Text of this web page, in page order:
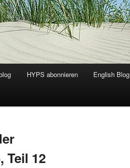
HYPS abonnieren English Blog
Teil 12